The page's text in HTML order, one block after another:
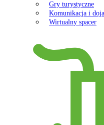
Gry turystyczne
Komunikacja i
Wirtualny spacer